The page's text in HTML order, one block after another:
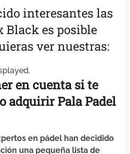
interesantes las
Black es posible
ver nuestras:
en cuentasite
adquirirPala Padel
en pádel han decidido
una pequeña lista de